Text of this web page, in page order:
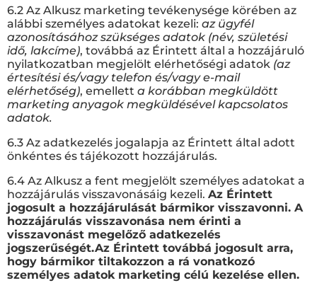
6.2 Az Alkusz marketing tevékenysége körében az
alábbi személyes adatokat kezeli: az ügyfél
azonosításához szükséges adatok (név, születési
idő, lakcíme), továbbá az Érintett által a hozzájáruló
nyilatkozatban megjelölt elérhetőségi adatok (az
értesítési és/vagy telefon és/vagy e-mail
elérhetőség), emellett a korábban megküldött
marketing anyagok megküldésével kapcsolatos
adatok.
6.3 Az adatkezelés jogalapja az Érintett által adott
önkéntes és tájékozott hozzájárulás.
6.4 Az Alkusz a fent megjelölt személyes adatokat a
hozzájárulás visszavonásáig kezeli. Az Érintett
jogosult a hozzájárulását bármikor visszavonni. A
hozzájárulás visszavonása nem érinti a
visszavonást megelőző adatkezelés
jogszerűségét.Az Érintett továbbá jogosult arra,
hogy bármikor tiltakozzon a rá vonatkozó
személyes adatok marketing célú kezelése ellen.